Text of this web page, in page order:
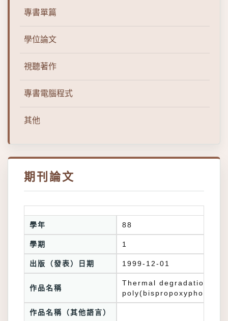
專書單篇
學位論文
視聽著作
專書電腦程式
其他
期刊論文
學年 88
學期 1
出版（發表）日期 1999-12-01
作品名稱
Thermal degradation
作品名稱（其他語言）